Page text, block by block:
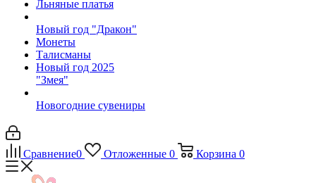
Льняные платья
Новый год "Дракон"
Монеты
Талисманы
Новый год 2025
"Змея"
Новогодние сувениры
Сравнение0 Отложенные 0 Корзина 0